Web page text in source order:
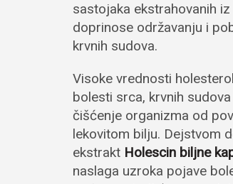
sastojaka ekstrahovanih
doprinose održavanju i
krvnih sudova.
Visoke vrednosti
bolesti srca, krvnih
čišćenje organizma od
lekovitom bilju. Dejstvom
ekstrakt Holescin biljne
naslaga uzroka pojave